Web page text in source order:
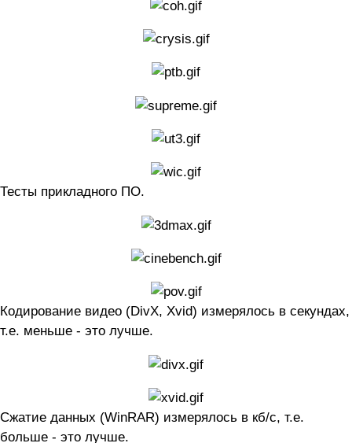
Тесты прикладного ПО.
Кодирование видео (DivX, Xvid) измерялось в секундах,
т.е. меньше - это лучше.
Сжатие данных (WinRAR) измерялось в кб/с, т.е.
больше - это лучше.